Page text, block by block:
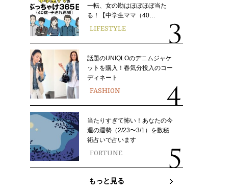
一転、女の勘はほぼほぼ当た
る！【中学生ママ（40…
LIFESTYLE
話題のUNIQLOのデニムジャケ
ットを購入！春気分投入のコー
ディネート
FASHION
当たりすぎて怖い！あなたの今
週の運勢（2/23〜3/1）を数秘
術占いで占います
FORTUNE
もっと見る